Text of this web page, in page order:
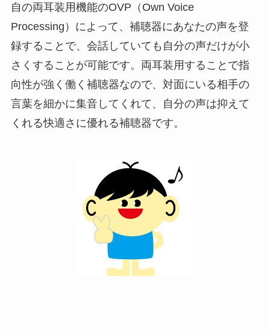
自の両耳装用機能のOVP（Own Voice
Processing）によって、補聴器にあなたの声を登
録することで、会話していても自分の声だけが小
さくすることが可能です。両耳装用することで指
向性が強く働く補聴器なので、対面にいる相手の
言葉を細かに集音してくれて、自分の声は抑えて
くれる快適さに優れる補聴器です。